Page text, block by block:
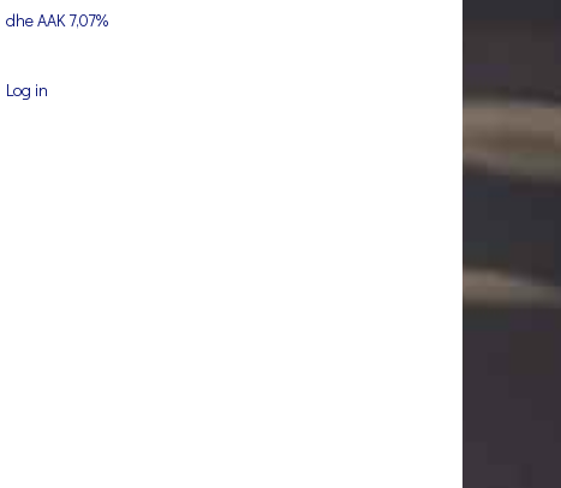
dhe AAK 7,07%
Log in